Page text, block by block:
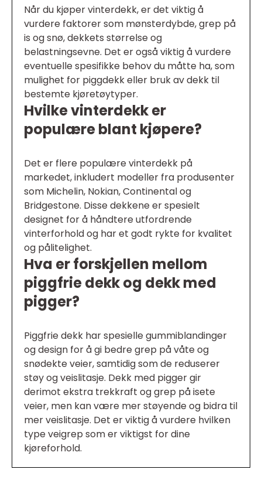
Når du kjøper vinterdekk, er det viktig å
vurdere faktorer som mønsterdybde, grep på
is og snø, dekkets størrelse og
belastningsevne. Det er også viktig å vurdere
eventuelle spesifikke behov du måtte ha, som
mulighet for piggdekk eller bruk av dekk til
bestemte kjøretøytyper.
Hvilke vinterdekk er
populære blant kjøpere?
Det er flere populære vinterdekk på
markedet, inkludert modeller fra produsenter
som Michelin, Nokian, Continental og
Bridgestone. Disse dekkene er spesielt
designet for å håndtere utfordrende
vinterforhold og har et godt rykte for kvalitet
og pålitelighet.
Hva er forskjellen mellom
piggfrie dekk og dekk med
pigger?
Piggfrie dekk har spesielle gummiblandinger
og design for å gi bedre grep på våte og
snødekte veier, samtidig som de reduserer
støy og veislitasje. Dekk med pigger gir
derimot ekstra trekkraft og grep på isete
veier, men kan være mer støyende og bidra til
mer veislitasje. Det er viktig å vurdere hvilken
type veigrep som er viktigst for dine
kjøreforhold.